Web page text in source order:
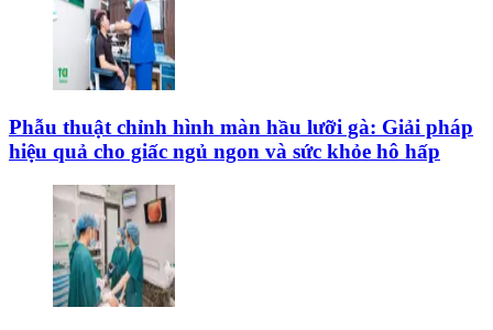
Phẫu thuật chỉnh hình màn hầu lưỡi gà: Giải pháp
hiệu quả cho giấc ngủ ngon và sức khỏe hô hấp